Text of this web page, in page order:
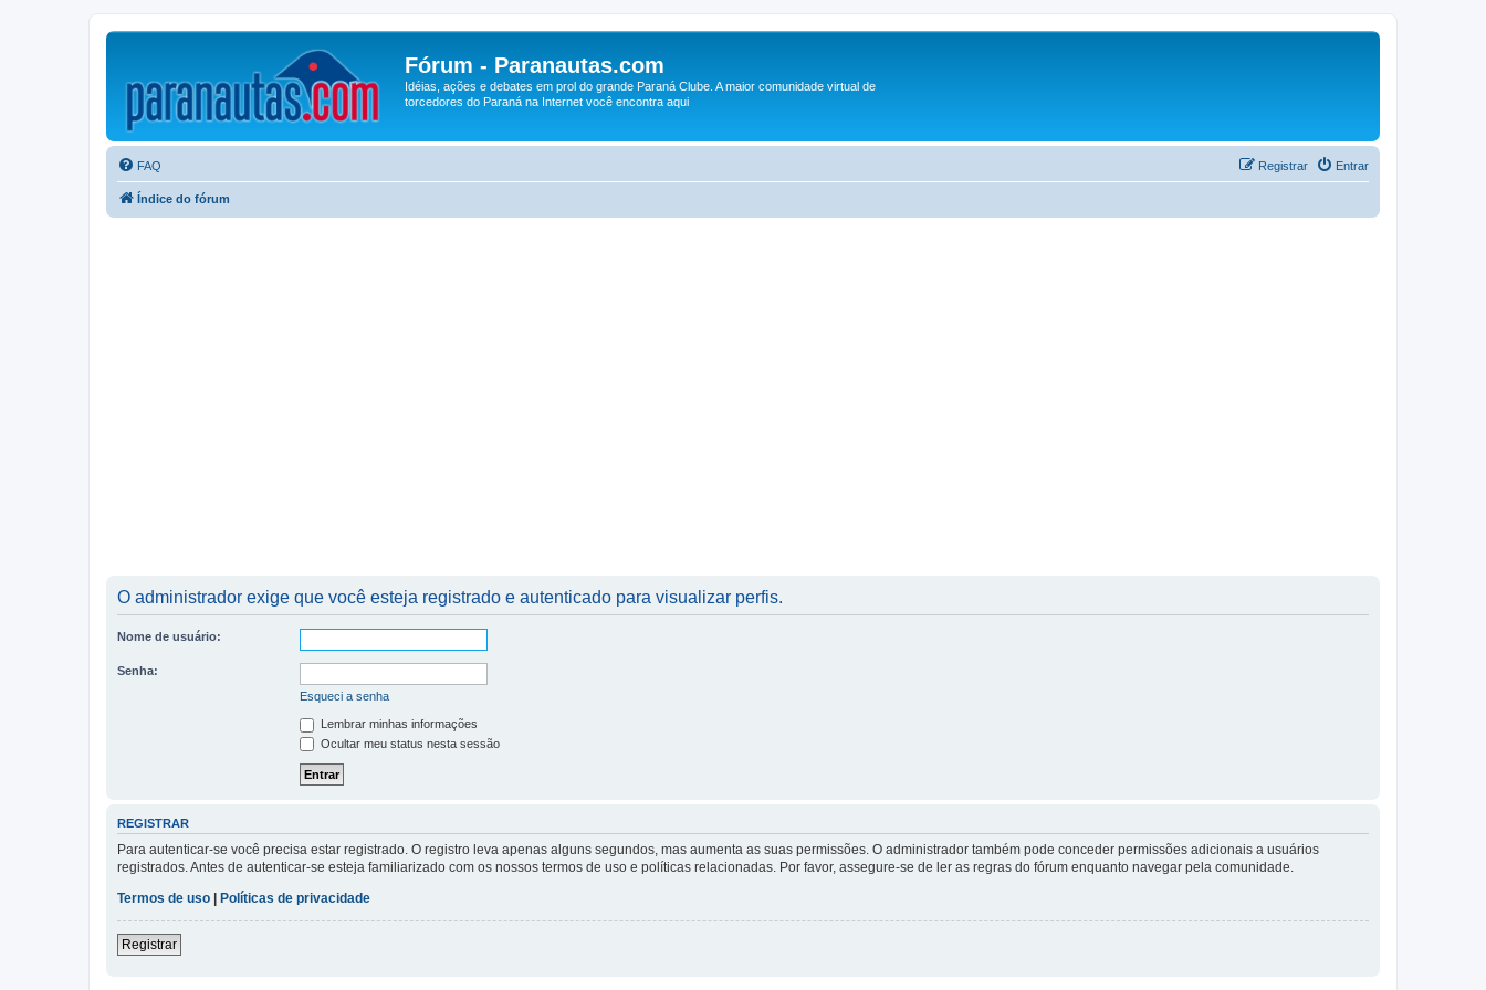
Fórum - Paranautas.com
Idéias, ações e debates em prol do grande Paraná Clube. A maior comunidade virtual de
torcedores do Paraná na Internet você encontra aqui
FAQ Entrar
Registrar
Índice do fórum
O administrador exige que você esteja registrado e autenticado para visualizar perfis.
Nome de usuário:
Senha:
Esqueci a senha
Lembrar minhas informações
Ocultar meu status nesta sessão
REGISTRAR
Para autenticar-se você precisa estar registrado. O registro leva apenas alguns segundos, mas aumenta as suas permissões. O administrador também pode conceder permissões adicionais a usuários
registrados. Antes de autenticar-se esteja familiarizado com os nossos termos de uso e políticas relacionadas. Por favor, assegure-se de ler as regras do fórum enquanto navegar pela comunidade.
Termos de uso | Políticas de privacidade
Registrar